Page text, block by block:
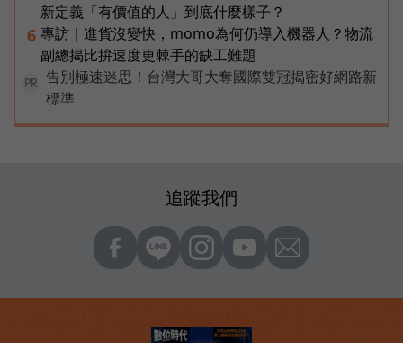
新定義「有價值的人」到底什麼樣子？
6 專訪｜進貨沒變快，momo為何仍導入機器人？物流
副總揭比拚速度更棘手的缺工難題
PR
告別極速迷思！台灣大哥大奪國際雙冠揭密好網路新
標準
追蹤我們